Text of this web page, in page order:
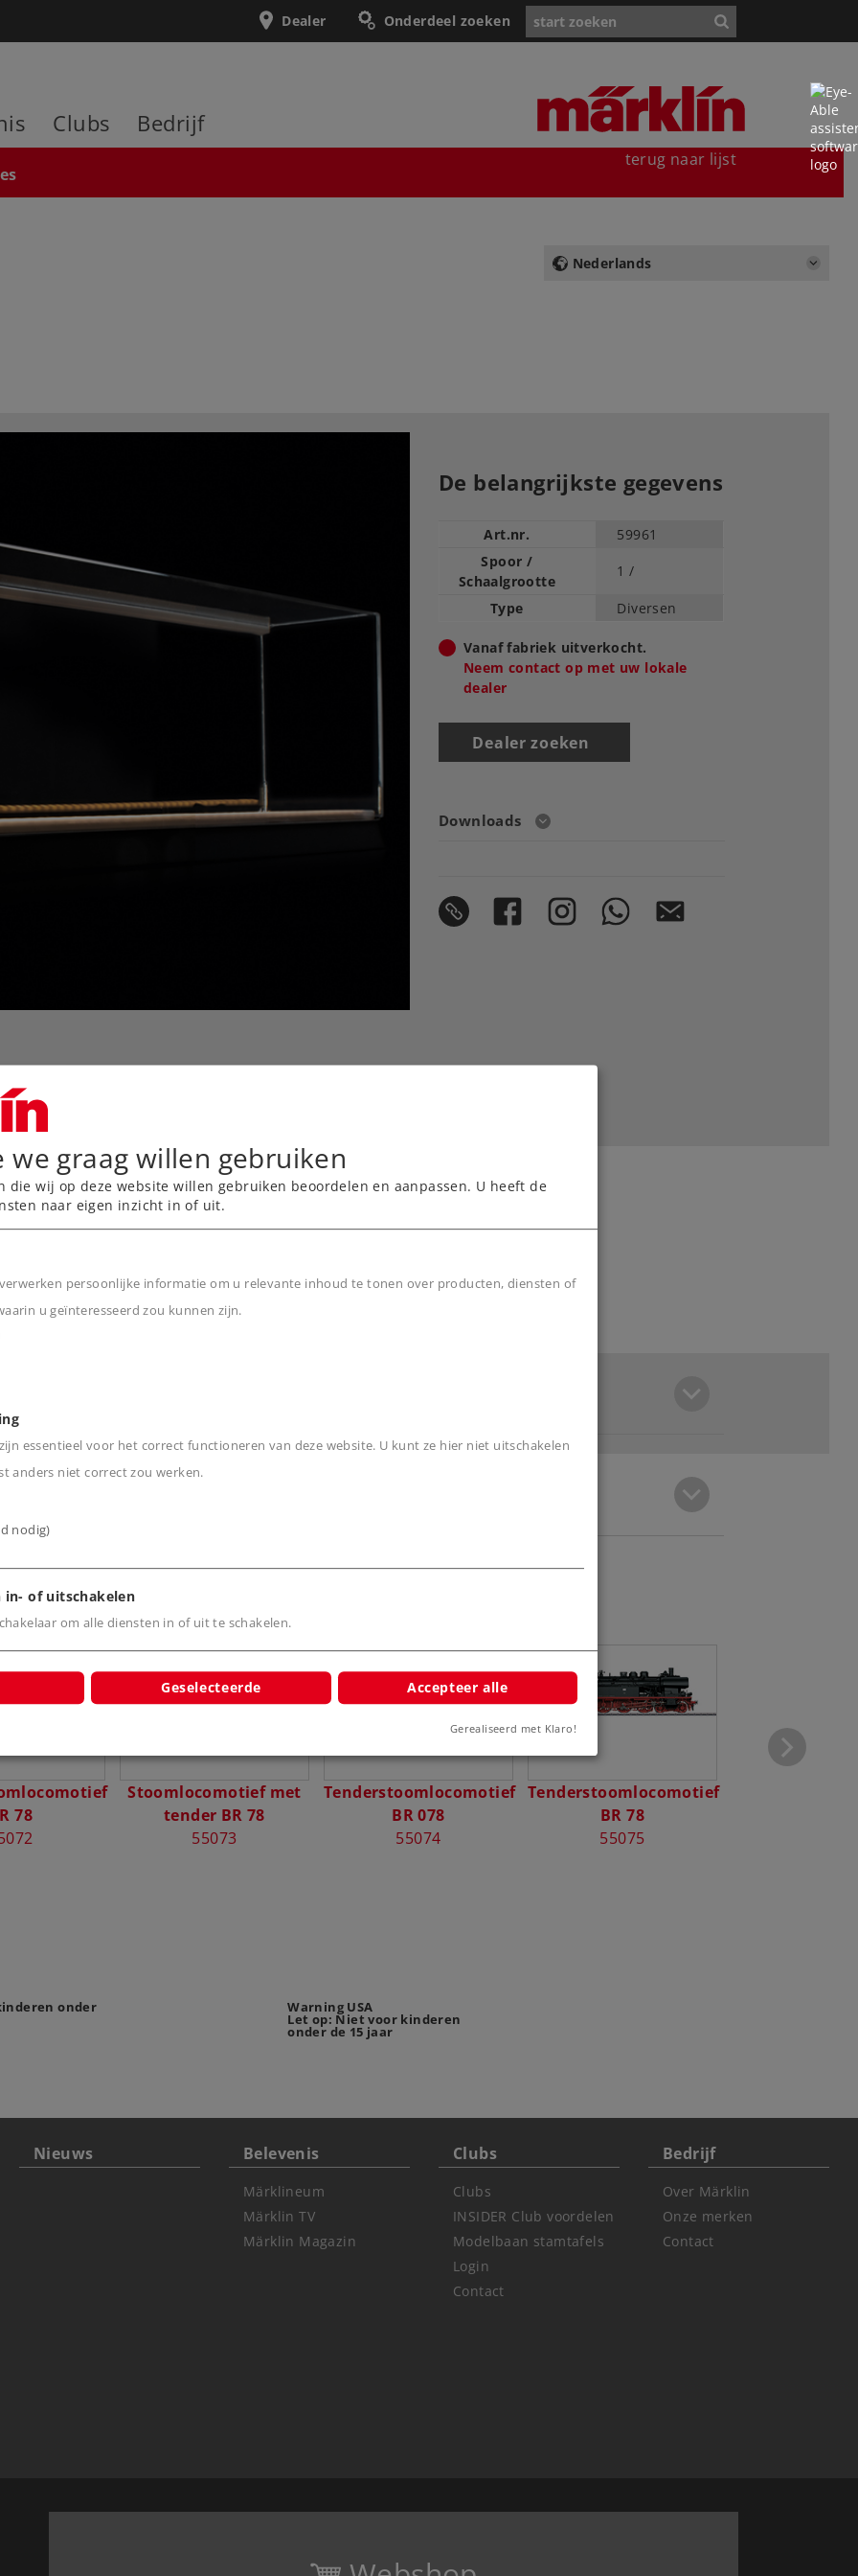
Onderdeel zoeken
Dealer
Clubs Bedrijf
terug naar lijst
Nederlands
De belangrijkste gegevens
Art.nr.
59961
Spoor /
Schaalgrootte
1 /
Type Diversen
Vanaf fabriek uitverkocht.
Neem contact op met uw lokale
dealer
Dealer zoeken
Downloads
tablet, laptop,
78
Stoomlocomotief met
tender BR 78
55073
Tenderstoomlocomotief
BR 078
55074
Tenderstoomlocomotief
BR 78
55075
55076
onder Warning USA
Let op: Niet voor kinderen
onder de 15 jaar
Nieuws Belevenis
Märklineum
Märklin TV
Märklin Magazin
Clubs
Clubs
INSIDER Club voordelen
Modelbaan stamtafels
Login
Contact
Bedrijf
Over Märklin
Onze merken
Contact
we graag willen gebruiken
die wij op deze website willen gebruiken beoordelen en aanpassen. U heeft de
naar eigen inzicht in of uit.
persoonlijke informatie om u relevante inhoud te tonen over producten, diensten of
u geïnteresseerd zou kunnen zijn.
essentieel voor het correct functioneren van deze website. U kunt ze hier niet uitschakelen
anders niet correct zou werken.
nodig)
in- of uitschakelen
om alle diensten in of uit te schakelen.
Geselecteerde Accepteer alle
Gerealiseerd met Klaro!